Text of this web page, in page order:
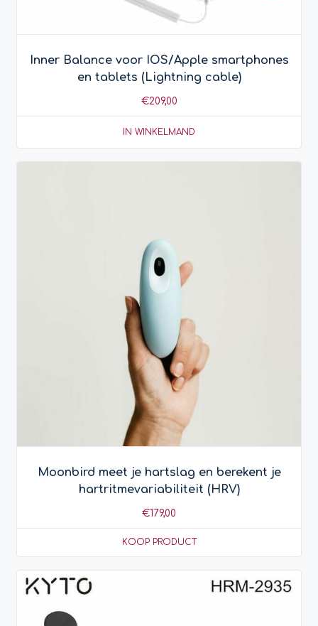
Inner Balance voor IOS/Apple smartphones
en tablets (Lightning cable)
€209,00
IN WINKELMAND
Moonbird meet je hartslag en berekent je
hartritmevariabiliteit (HRV)
€179,00
KOOP PRODUCT